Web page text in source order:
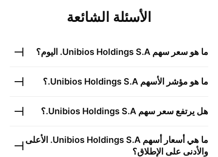
الأسئلة الشائعة
ما هو سعر سهم Unibios Holdings S.A. اليوم؟
ما هو مؤشر الأسهم Unibios Holdings S.A. ؟
هل يرتفع سعر سهم Unibios Holdings S.A. ؟
ما هي أسعار أسهم Unibios Holdings S.A.
الأعلى
والأدنى على الإطلاق؟